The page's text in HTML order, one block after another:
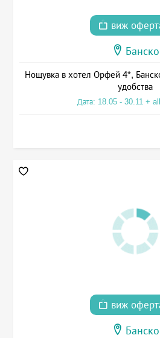
виж
Банско
Нощувка в хотел Орфей 4*,
удобства
Дата: 18.05 - 30.11 +
виж
Банско